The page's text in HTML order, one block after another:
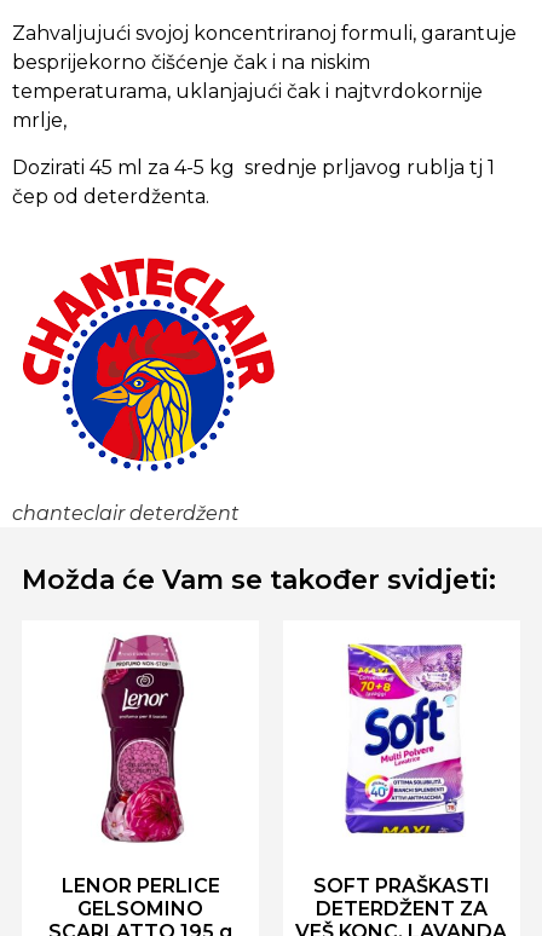
Zahvaljujući svojoj koncentriranoj formuli, garantuje
besprijekorno čišćenje čak i na niskim
temperaturama, uklanjajući čak i najtvrdokornije
mrlje,
Dozirati 45 ml za 4-5 kg srednje prljavog rublja tj 1
čep od deterdženta.
chanteclair deterdžent
Možda će Vam se također svidjeti:
LENOR PERLICE
GELSOMINO
SOFT PRAŠKASTI
DETERDŽENT ZA